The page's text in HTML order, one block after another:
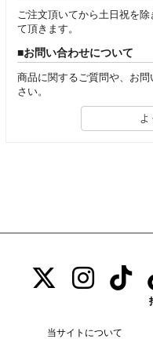
ご注文頂いてから土日祝を
て頂きます。
お問い合わせについて
商品に関するご質問や、お
さい。
よ
当サイトについて